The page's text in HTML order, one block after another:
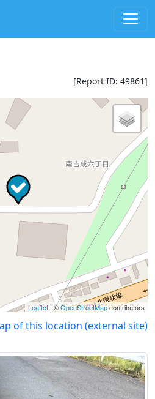
[Report ID: 49861]
Leaflet | ©OpenStreetMapcontributors
of this location (external site)